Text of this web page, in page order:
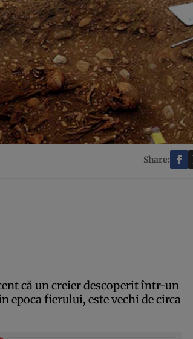
Share:
că un creier descoperit într-un
fierului, este vechi de circa